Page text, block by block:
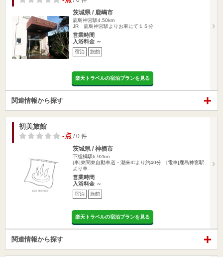
茨城県 / 鹿嶋市
鹿島神宮駅4.50km
JR 鹿島神宮駅よりお車にて１５分
営業時間
入浴料金 ～
宿泊 旅館
楽天トラベルの宿泊プランを見る
関連情報から探す
初美旅館
-点 / 0 件
茨城県 / 神栖市
下総橘駅6.92km
[車]東関東自動車道・潮来ICより約40分 [電車]鹿島神宮駅
より車…
営業時間
入浴料金 ～
宿泊 旅館
楽天トラベルの宿泊プランを見る
関連情報から探す